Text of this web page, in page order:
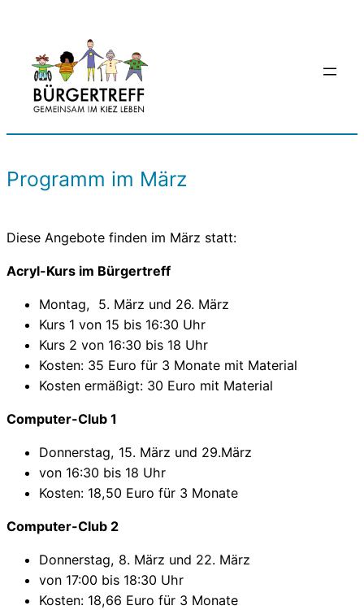
springen
Programm im März
Diese Angebote finden im März statt:
Acryl-Kurs im Bürgertreff
Montag, 5. März und 26. März
Kurs 1 von 15 bis 16:30 Uhr
Kurs 2 von 16:30 bis 18 Uhr
Kosten: 35 Euro für 3 Monate mit Material
Kosten ermäßigt: 30 Euro mit Material
Computer-Club 1
Donnerstag, 15. März und 29.März
von 16:30 bis 18 Uhr
Kosten: 18,50 Euro für 3 Monate
Computer-Club 2
Donnerstag, 8. März und 22. März
von 17:00 bis 18:30 Uhr
Kosten: 18,66 Euro für 3 Monate